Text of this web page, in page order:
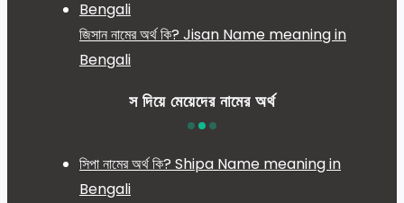
জিসান নামের অর্থ কি? Jisan Name meaning in
Bengali
স দিয়ে মেয়েদের নামের অর্থ
সিপা নামের অর্থ কি? Shipa Name meaning in
Bengali